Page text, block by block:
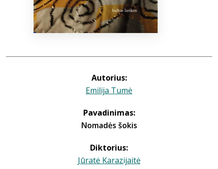
Autorius:
Emilija Tumė
Pavadinimas:
Nomadės šokis
Diktorius:
Jūratė Karazijaitė